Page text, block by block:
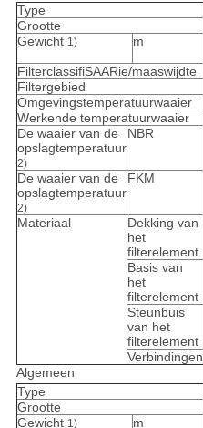
Type
Grootte
Gewicht 1) m
FilterclassifiSAARie/maaswijdte
Filtergebied
Omgevingstemperatuurwaaier
Werkende temperatuurwaaier
De waaier van de
opslagtemperatuur
2)
NBR
De waaier van de
opslagtemperatuur
2)
FKM
Materiaal
Dekking van
het
filterelement
Basis van
het
filterelement
Steunbuis
van het
filterelement
Verbindingen
Algemeen
Type
Grootte
Gewicht 1) m